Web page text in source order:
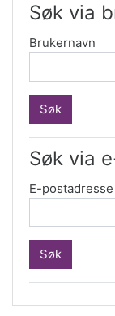
Søk via
Brukernavn
Søk via
E-postadresse